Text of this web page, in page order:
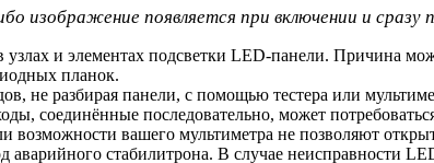
изображение появляется при включении и сразу
узлах и элементах подсветки LED-панели. Причина
планок.
не разбирая панели, с помощью тестера или
соединённые последовательно, может
возможности вашего мультиметра не позволяют
аварийного стабилитрона. В случае неисправности